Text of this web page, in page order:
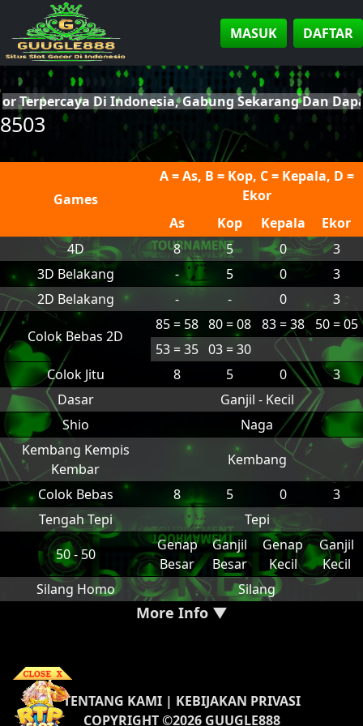
MASUK DAFTAR
Di Indonesia, Gabung Sekarang Dan
8503
Games
A = As, B = Kop, C = Kepala, D =
Ekor
As
Kop Kepala
Ekor
4D
8 5 0
3
3D Belakang
- 5 0
3
2D Belakang
- - 0 3
Colok Bebas 2D
85 = 58 80 = 08 83 = 38
50 = 05
53 = 35 03 = 30
Colok Jitu
8 5 0
3
Dasar
Ganjil - Kecil
Shio
Naga
Kembang Kempis
Kembar
Kembang
Colok Bebas
8 5 0
3
Tengah Tepi
Tepi
50 - 50
Genap
Besar
Ganjil
Besar
Genap
Kecil
Ganjil
Kecil
Silang Homo
Silang
More Info ▼
TENTANG KAMI| KEBIJAKAN PRIVASI
COPYRIGHT ©2026 GUUGLE888